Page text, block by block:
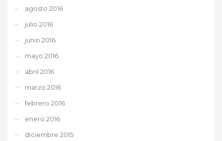
agosto 2016
julio 2016
junio 2016
mayo 2016
abril 2016
marzo 2016
febrero 2016
enero 2016
diciembre 2015